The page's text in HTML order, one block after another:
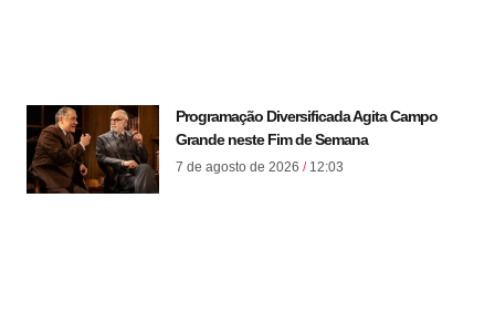
Programação Diversificada Agita Campo
Grande neste Fim de Semana
7 de agosto de 2026 12:03